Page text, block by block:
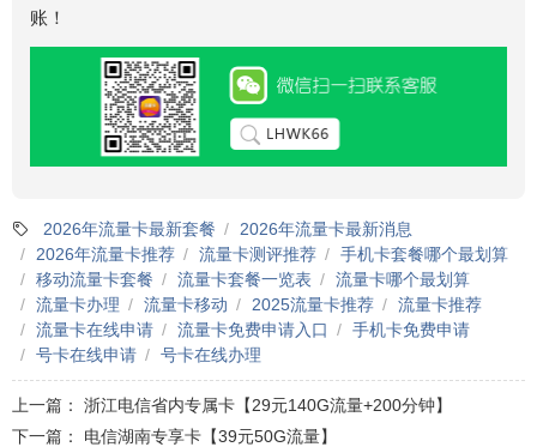
账！
2026年流量卡最新套餐
2026年流量卡最新消息
2026年流量卡推荐
流量卡测评推荐
手机卡套餐哪个最划算
移动流量卡套餐
流量卡套餐一览表
流量卡哪个最划算
流量卡办理
流量卡移动 2025流量卡推荐
流量卡推荐
流量卡在线申请
流量卡免费申请入口
手机卡免费申请
号卡在线申请
号卡在线办理
上一篇： 浙江电信省内专属卡【29元140G流量+200分钟】
下一篇： 电信湖南专享卡【39元50G流量】